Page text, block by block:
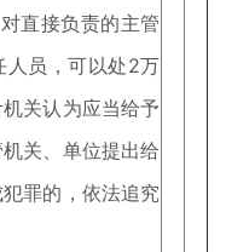
直接负责的主管
人员，可以处2万
关认为应当给予
关、单位提出给
罪的，依法追究